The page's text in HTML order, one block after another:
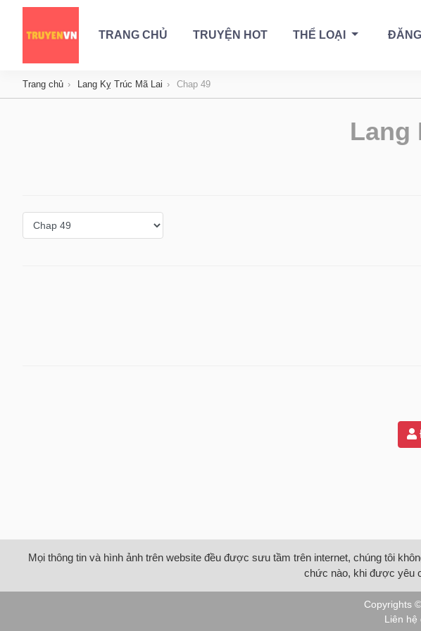
TRANG CHỦ TRUYỆN HOT THỂ LOẠI
Trang chủ Lang Kỵ Trúc Mã Lai Chap 49
Lang
Mọi thông tin và hình ảnh trên website đều được sưu tầm trên internet, chúng tôi
chức nào, khi được yêu
Copyrights
Liên hệ